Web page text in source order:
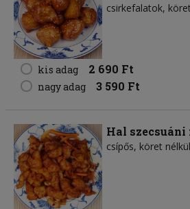
csirkefalatok,
kis adag 2 690 Ft
nagy adag 3 590 Ft
Hal szecsuáni
csípős, köret nélkül